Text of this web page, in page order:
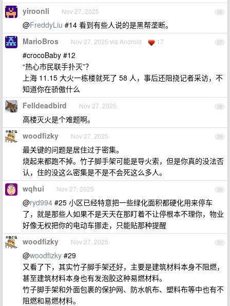
26
yiroonli Nov 27, 2025
@FreddyLiu #14 看到有些人说的是黑帮垄断。
27
MarioBros Nov 27, 2025 via Android 17
#crocoBaby #12
“热心市民联手扑灭”？
上海 11.15 大火一栋楼就死了 58 人，事后还阻挠记者采访，不
知道你在骄傲什么
28
Felldeadbird Nov 27, 2025
高楼灭火是个难题啊。
29
woodfizky Nov 27, 2025
最关键的问题是居住过于密集。
烧起来都跑不掉。竹子脚手架可能是导火索，但是你真的没法否
认，住的没这么密集是不是不会死这么多人。
30
wqhui Nov 27, 2025
@ryd994 #25 小区已经特意把一些绿化面积都硬化用来停车
了，就是那些人如果不是天天在那盯着不让停根本不理你，物业
好像无权把你的电动车挪走，只能贴那种提醒
31
woodfizky Nov 27, 2025
@woodfizky #29
又看了下，其实竹子脚手架还好，主要是建筑材料本身不阻燃，
甚至建筑材料本身也有发泡胶这种易燃材料。
竹子脚手架和外面包裹的保护网、防水帆布、塑料布等中也有不
阻燃和易燃材料。